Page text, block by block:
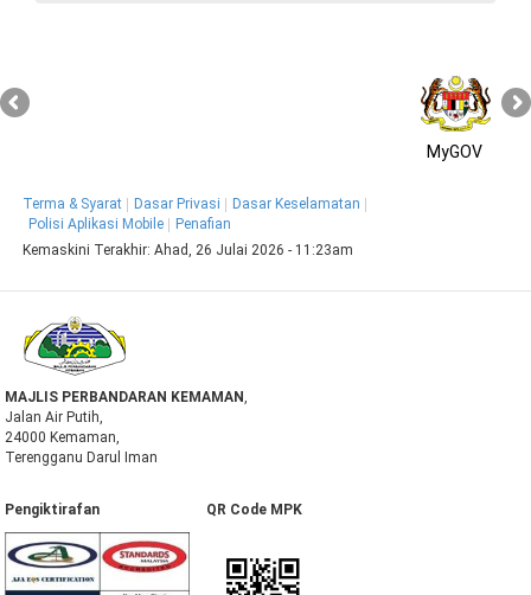
MyGOV
Terma & Syarat Dasar Privasi
Dasar Keselamatan
Polisi Aplikasi Mobile
Penafian
Kemaskini Terakhir:Ahad, 26 Julai 2026 - 11:23am
MAJLIS PERBANDARAN KEMAMAN,
Jalan Air Putih,
24000 Kemaman,
Terengganu Darul Iman
Pengiktirafan QR Code MPK